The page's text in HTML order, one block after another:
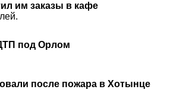
им заказы в кафе
под Орлом
после пожара в Хотынце